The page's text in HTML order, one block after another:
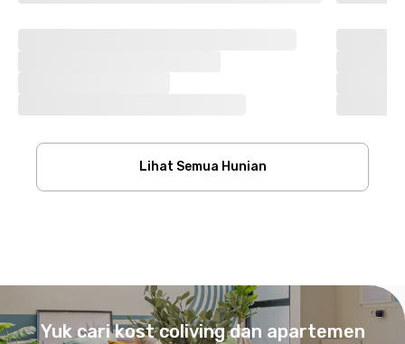
Lihat Semua Hunian
Yuk cari kost coliving dan apartemen